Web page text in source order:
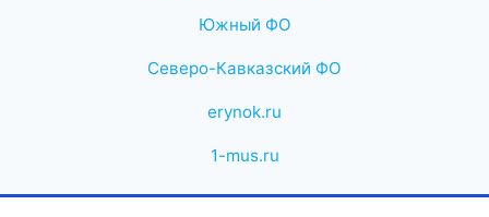
Южный ФО
Северо-Кавказский ФО
erynok.ru
1-mus.ru